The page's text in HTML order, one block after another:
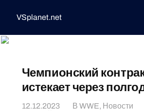
VSplanet.net
Чемпионский
истекает через
12.12.2023 В WWE, Новости